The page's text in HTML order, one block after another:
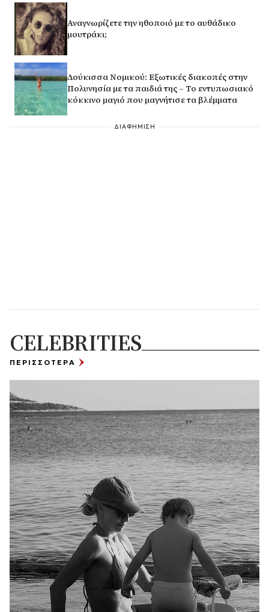
Αναγνωρίζετε την ηθοποιό με το αυθάδικο
μουτράκι;
Δούκισσα Νομικού: Εξωτικές διακοπές στην
Πολυνησία με τα παιδιά της – Το εντυπωσιακό
κόκκινο μαγιό που μαγνήτισε τα βλέμματα
ΔΙΑΦΗΜΙΣΗ
CELEBRITIES
ΠΕΡΙΣΣΟΤΕΡΑ